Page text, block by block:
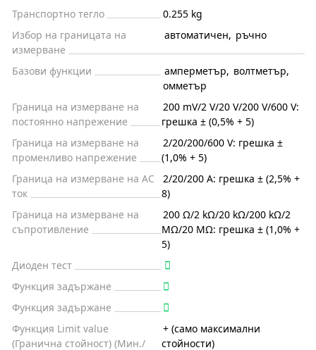
Транспортно тегло
0.255 kg
Избор на границата на
измерване
автоматичен, ръчно
Базови функции амперметър, волтметър,
омметър
Граница на измерване на
постоянно напрежение
200 mV/2 V/20 V/200 V/600 V:
грешка ± (0,5% + 5)
Граница на измерване на
променливо напрежение
2/20/200/600 V: грешка ±
(1,0% + 5)
Граница на измерване на AC
ток
2/20/200 А: грешка ± (2,5% +
8)
Граница на измерване на
съпротивление
200 Ω/2 kΩ/20 kΩ/200 kΩ/2
MΩ/20 MΩ: грешка ± (1,0% +
5)
Диоден тест
Функция задържане
Функция задържане
Функция Limit value
(Гранична стойност) (Мин./
+ (само максимални
стойности)